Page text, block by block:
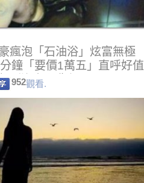
瘋泡「石油浴」炫富無極
鐘「要價1萬五」直呼好值
到泡完卻悲劇了啊！
952觀看.